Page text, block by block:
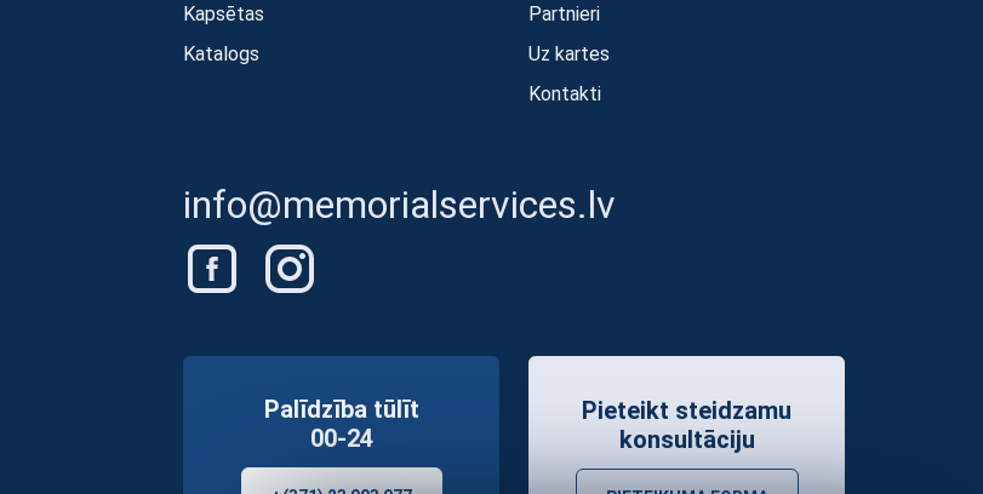
Kapsētas
Katalogs
Partnieri
Uz kartes
Kontakti
info@memorialservices.lv
Palīdzība tūlīt
00-24
Pieteikt steidzamu
konsultāciju